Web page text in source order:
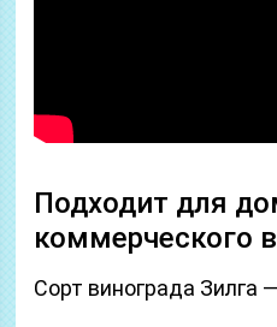
Подходит для
коммерческого
Сорт винограда Зилга